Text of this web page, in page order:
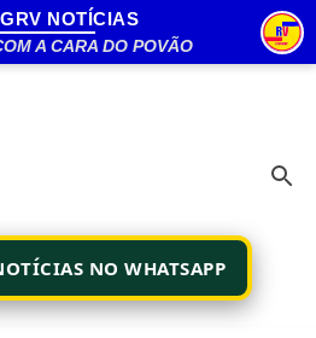
conteúdo principal
NOTÍCIAS
A CARA DO POVÃO
NO WHATSAPP